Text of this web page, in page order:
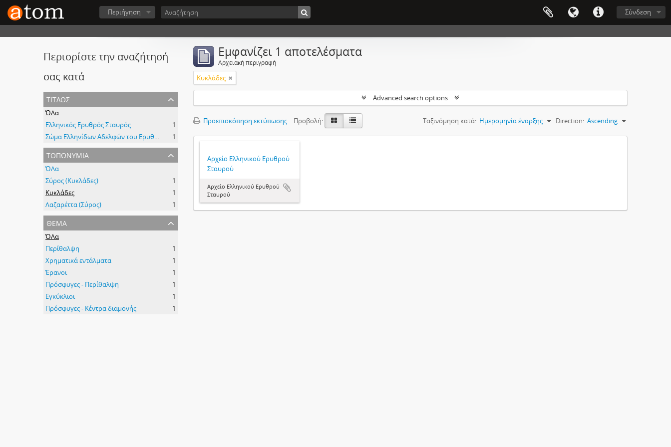
Σύνδεση
Περιήγηση
Περιορίστε την αναζήτησή
σας κατά
τίτλος
ΌΛα
Ελληνικός Ερυθρός Σταυρός
1
Σώμα Ελληνίδων Αδελφών του Ερυθρού Σταυρού
1
τοπωνύμια
ΌΛα
Σύρος (Κυκλάδες)
1
Κυκλάδες
1
Λαζαρέττα (Σύρος)
1
θέμα
ΌΛα
Περίθαλψη
1
Χρηματικά εντάλματα
1
Έρανοι
1
Πρόσφυγες - Περίθαλψη
1
Εγκύκλιοι
1
Πρόσφυγες - Κέντρα διαμονής
1
Εμφανίζει 1 αποτελέσματα
Αρχειακή περιγραφή
Κυκλάδες
Advanced search options
Προεπισκόπηση εκτύπωσης Προβολή: Ταξινόμηση κατά: Ημερομηνία έναρξης Direction: Ascending
Αρχείο Ελληνικού Ερυθρού
Σταυρού
Αρχείο Ελληνικού Ερυθρού
Σταυρού